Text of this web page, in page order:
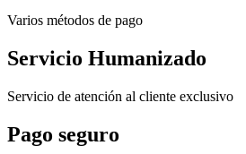
Varios métodos de pago
Servicio Humanizado
Servicio de atención al cliente exclusivo
Pago seguro